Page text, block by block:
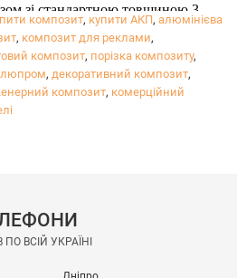
зі стандартною товщиною 3
робить його популярним
внутрішнього застосування.
естетичний матеріал вже
і його все частіше можна
декору інтер'єрів, різних
композит, купити АКП, алюмінієва
, композит для реклами,
композит, порізка композиту,
, декоративний композит,
композит, комерційний
ВСІЙ УКРАЇНІ